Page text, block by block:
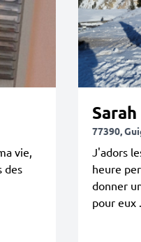
vie,
des
Sarah
77390,
J'adors
heure
donner
pour eux .